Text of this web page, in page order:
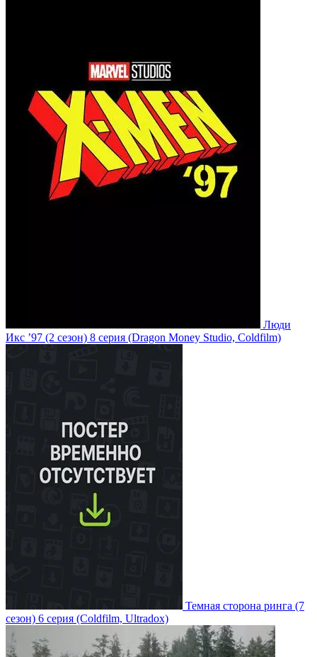
Люди
Икс ’97 (2 сезон) 8 серия (Dragon Money Studio, Coldfilm)
Темная сторона ринга (7
сезон) 6 серия (Coldfilm, Ultradox)